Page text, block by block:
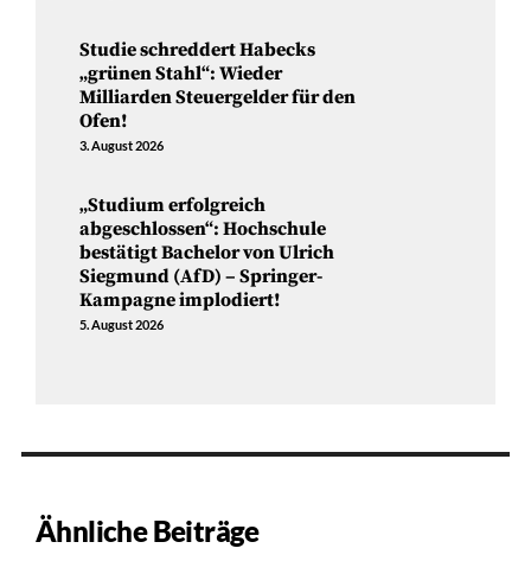
Studie schreddert Habecks
„grünen Stahl“: Wieder
Milliarden Steuergelder für den
Ofen!
3. August 2026
„Studium erfolgreich
abgeschlossen“: Hochschule
bestätigt Bachelor von Ulrich
Siegmund (AfD) – Springer-
Kampagne implodiert!
5. August 2026
Ähnliche Beiträge